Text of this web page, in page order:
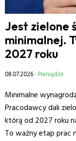
Jest zielone
minimalnej.
2027 roku
08.07.2026- Pieniądze
Minimalne
Pracodawcy dali
którą od 2027 roku
To ważny etap prac